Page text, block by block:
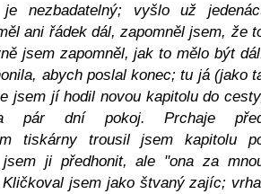
nezbadatelný; vyšlo už
ani řádek dál, zapomněl jsem, že
jsem zapomněl, jak to mělo být
abych poslal konec; tu já (jako
jsem jí hodil novou kapitolu do
pár dní pokoj. Prchaje
tiskárny trousil jsem kapitolu
ji předhonit, ale "ona za
jsem jako štvaný zajíc;